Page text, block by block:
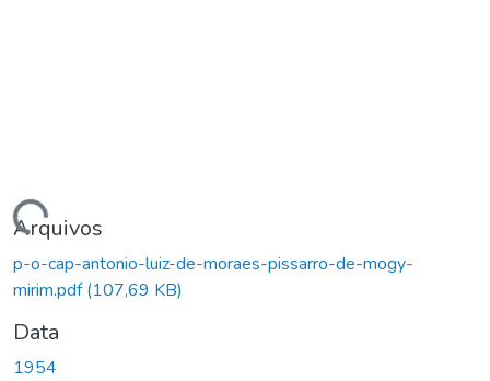
Carregando...
Arquivos
p-o-cap-antonio-luiz-de-moraes-pissarro-de-mogy-
mirim.pdf(107,69 KB)
Data
1954